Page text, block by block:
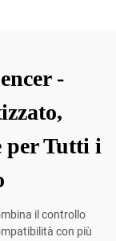
-
per Tutti i
il controllo
con più